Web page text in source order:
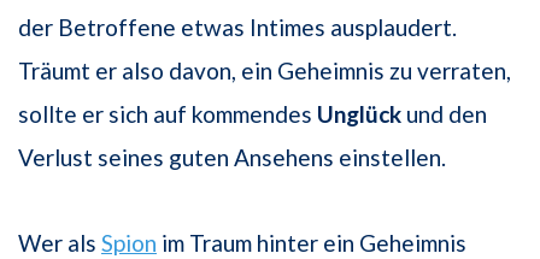
der Betroffene etwas Intimes ausplaudert.
Träumt er also davon, ein Geheimnis zu verraten,
sollte er sich auf kommendes Unglück und den
Verlust seines guten Ansehens einstellen.
Wer als Spion im Traum hinter ein Geheimnis